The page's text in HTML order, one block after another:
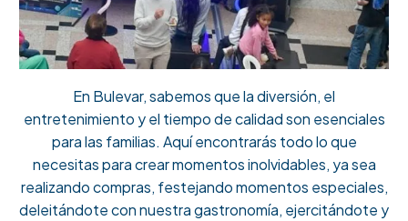
En Bulevar, sabemos que la diversión, el
entretenimiento y el tiempo de calidad son esenciales
para las familias. Aquí encontrarás todo lo que
necesitas para crear momentos inolvidables, ya sea
realizando compras, festejando momentos especiales,
deleitándote con nuestra gastronomía, ejercitándote y